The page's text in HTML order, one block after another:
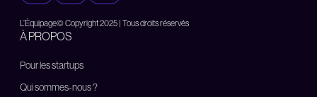
L’Équipage© Copyright 2025 | Tous droits réservés
À PROPOS
Pour les startups
Qui sommes-nous ?